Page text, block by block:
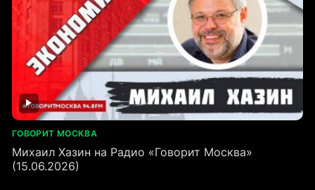
ГОВОРИТ МОСКВА
Михаил Хазин на Радио «Говорит Москва»
(15.06.2026)